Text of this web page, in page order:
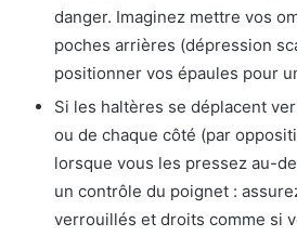
danger. Imaginez mettre vos
poches arrières (dépression
positionner vos épaules pour
Si les haltères se déplacent
ou de chaque côté (par
lorsque vous les pressez au-
un contrôle du poignet :
verrouillés et droits comme si